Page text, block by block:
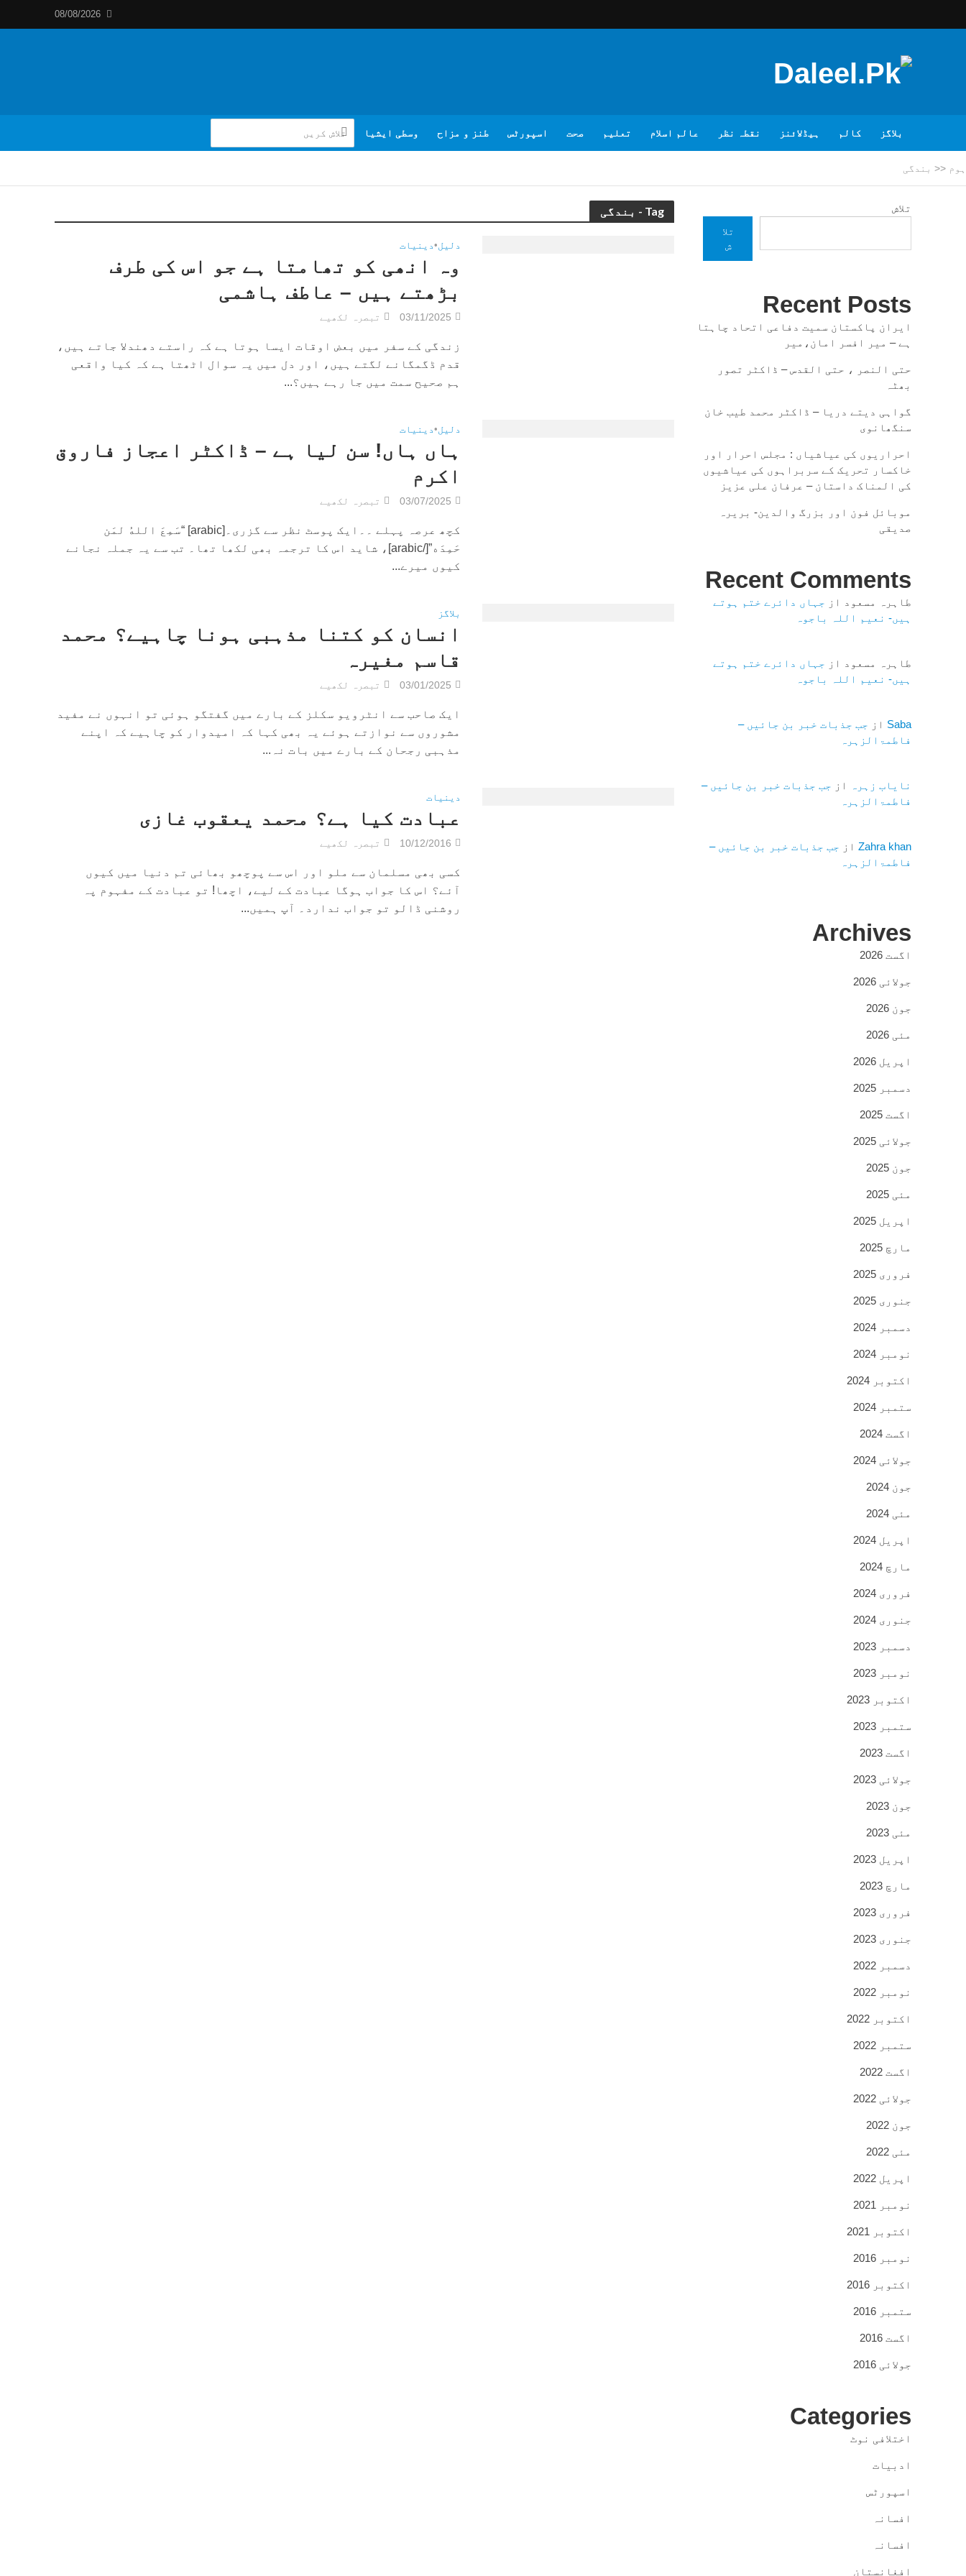
08/08/2026
بلاگز کالم ہیڈلائنز نقطہ نظر عالم اسلام تعلیم صحت اسپورٹس طنز و مزاح وسطی ایشیا
ہوم << بندگی
Tag - بندگی
دلیل•دینیات
وہ انھی کو تھامتا ہے جو اس کی طرف
بڑھتے ہیں – عاطف ہاشمی
03/11/2025 تبصرہ لکھیے
زندگی کے سفر میں بعض اوقات ایسا ہوتا ہے کہ راستے دھندلا جاتے ہیں،
قدم ڈگمگانے لگتے ہیں، اور دل میں یہ سوال اٹھتا ہے کہ کیا واقعی
ہم صحیح سمت میں جا رہے ہیں؟...
دلیل•دینیات
ہاں ہاں! سن لیا ہے – ڈاکٹر اعجاز فاروق
اکرم
03/07/2025 تبصرہ لکھیے
کچھ عرصہ پہلے ۔۔ایک پوسٹ نظر سے گزری۔[arabic] “سَمِعَ اللهُ لمَن
حَمِدَه”[/arabic]، شاید اس کا ترجمہ بھی لکھا تھا۔ تب سے یہ جملہ نجانے
کیوں میرے...
بلاگز
انسان کو کتنا مذہبی ہونا چاہیے؟ محمد
قاسم مغیرہ
03/01/2025 تبصرہ لکھیے
ایک صاحب سے انٹرویو سکلز کے بارے میں گفتگو ہوئی تو انہوں نے مفید
مشوروں سے نوازتے ہوئے یہ بھی کہا کہ امیدوار کو چاہیے کہ اپنے
مذہبی رجحان کے بارے میں بات نہ...
دینیات
عبادت کیا ہے؟ محمد یعقوب غازی
10/12/2016 تبصرہ لکھیے
کسی بھی مسلمان سے ملو اور اس سے پوچھو بھائی تم دنیا میں کیوں
آئے؟ اس کا جواب ہوگا عبادت کے لیے، اچھا! تو عبادت کے مفہوم پہ
روشنی ڈالو تو جواب ندارد۔ آپ ہمیں...
تلاش
تلا
ش
Recent Posts
ایران پاکستان سمیت دفاعی اتحاد چاہتا
ہے – میر افسر امان،میر
حتی النصر ، حتی القدس – ڈاکٹر تصور
بھٹہ
گواہی دیتے دریا – ڈاکٹر محمد طیب خان
سنگھانوی
احراریوں کی عیاشیاں : مجلس احرار اور
خاکسار تحریک کے سربراہوں کی عیاشیوں
کی المناک داستان – عرفان علی عزیز
موبائل فون اور بزرگ والدین- بریرہ
صدیقی
Recent Comments
طاہرہ مسعود از جہاں دائرے ختم ہوتے
ہیں- نعیم اللہ باجوہ
طاہرہ مسعود از جہاں دائرے ختم ہوتے
ہیں- نعیم اللہ باجوہ
Saba از جب جذبات خبر بن جائیں –
فاطمۃالزہرہ
نایاب زہرہ از جب جذبات خبر بن جائیں –
فاطمۃالزہرہ
Zahra khanاز جب جذبات خبر بن جائیں –
فاطمۃالزہرہ
Archives
اگست 2026
جولائی 2026
جون 2026
مئی 2026
اپریل 2026
دسمبر 2025
اگست 2025
جولائی 2025
جون 2025
مئی 2025
اپریل 2025
مارچ 2025
فروری 2025
جنوری 2025
دسمبر 2024
نومبر 2024
اکتوبر 2024
ستمبر 2024
اگست 2024
جولائی 2024
جون 2024
مئی 2024
اپریل 2024
مارچ 2024
فروری 2024
جنوری 2024
دسمبر 2023
نومبر 2023
اکتوبر 2023
ستمبر 2023
اگست 2023
جولائی 2023
جون 2023
مئی 2023
اپریل 2023
مارچ 2023
فروری 2023
جنوری 2023
دسمبر 2022
نومبر 2022
اکتوبر 2022
ستمبر 2022
اگست 2022
جولائی 2022
جون 2022
مئی 2022
اپریل 2022
نومبر 2021
اکتوبر 2021
نومبر 2016
اکتوبر 2016
ستمبر 2016
اگست 2016
جولائی 2016
Categories
اختلافی نوٹ
ادبیات
اسپورٹس
افسانہ
افسانہ
افغانستان